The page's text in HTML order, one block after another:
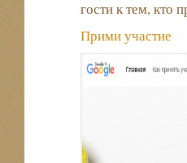
гости к тем, кто
Прими участие